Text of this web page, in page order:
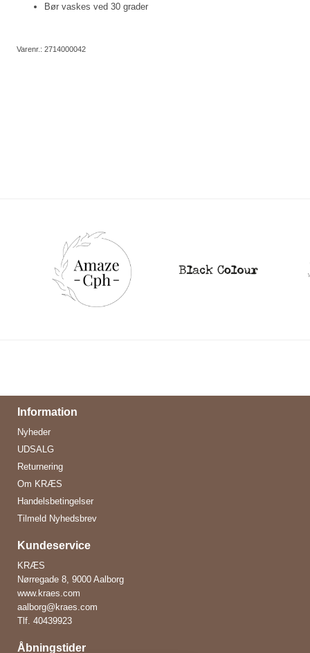
Bør vaskes ved 30 grader
Varenr.: 2714000042
Information
Nyheder
UDSALG
Returnering
Om KRÆS
Handelsbetingelser
Tilmeld Nyhedsbrev
Kundeservice
KRÆS
Nørregade 8, 9000 Aalborg
www.kraes.com
aalborg@kraes.com
Tlf.40439923
Åbningstider